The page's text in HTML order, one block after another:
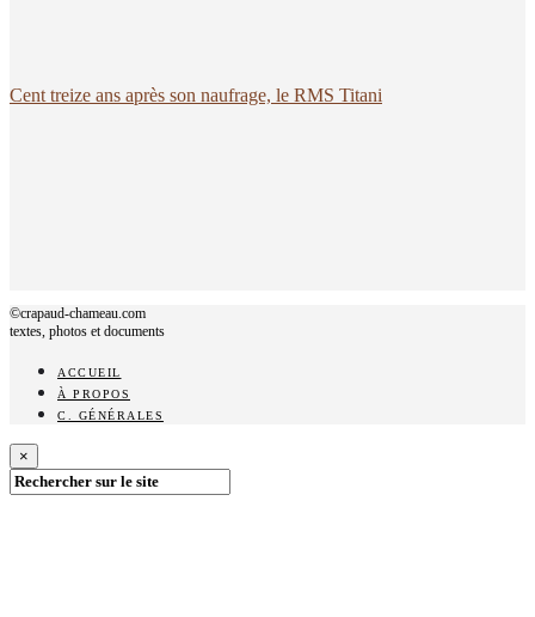
Cent treize ans après son naufrage, le RMS Titani
©crapaud-chameau.com
textes, photos et documents
ACCUEIL
À PROPOS
C. GÉNÉRALES
×